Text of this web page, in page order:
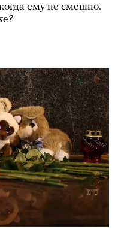
ему не смешно.